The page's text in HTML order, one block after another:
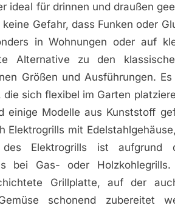
ideal für drinnen und draußen
Gefahr, dass Funken oder
in Wohnungen oder auf
Alternative zu den
Größen und Ausführungen.
sich flexibel im Garten
einige Modelle aus Kunststoff
Elektrogrills mit
Elektrogrills ist aufgrund
bei Gas- oder
Grillplatte, auf der
schonend zubereitet